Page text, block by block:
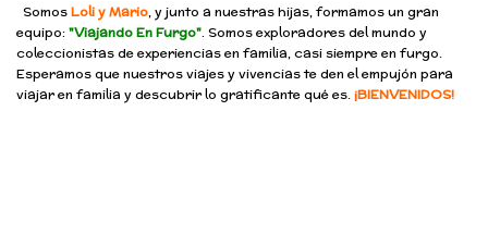
SomosLoli y Mario, y junto a nuestras hijas, formamos un gran
equipo:"Viajando En Furgo". Somos exploradores del mundo y
coleccionistas de experiencias en familia, casi siempre en furgo.
Esperamos que nuestros viajes y vivencias te den el empujón para
viajar en familia y descubrir lo gratificante qué es.¡BIENVENIDOS!